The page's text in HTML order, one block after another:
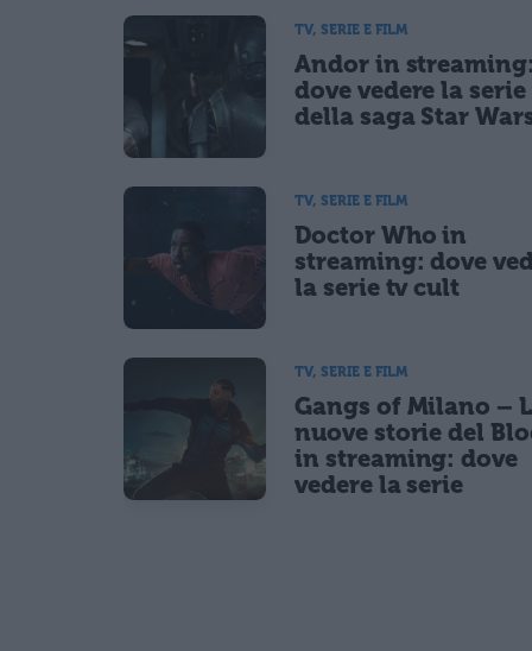
TV, SERIE E FILM
Andor in streaming:
dove vedere la
della saga Star
TV, SERIE E FILM
Doctor Who in
streaming: dove
la serie tv cult
TV, SERIE E FILM
Gangs of Milano –
nuove storie del
in streaming: dove
vedere la serie